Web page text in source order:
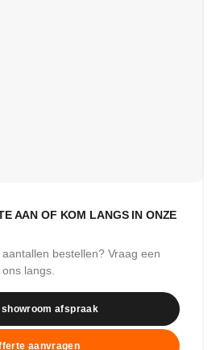
AAN OF KOM LANGS IN ONZE
bestellen? Vraag een
langs.
showroom afspraak
aanvragen